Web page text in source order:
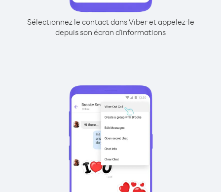
Sélectionnez le contact dans Viber et appelez-le
depuis son écran d'informations